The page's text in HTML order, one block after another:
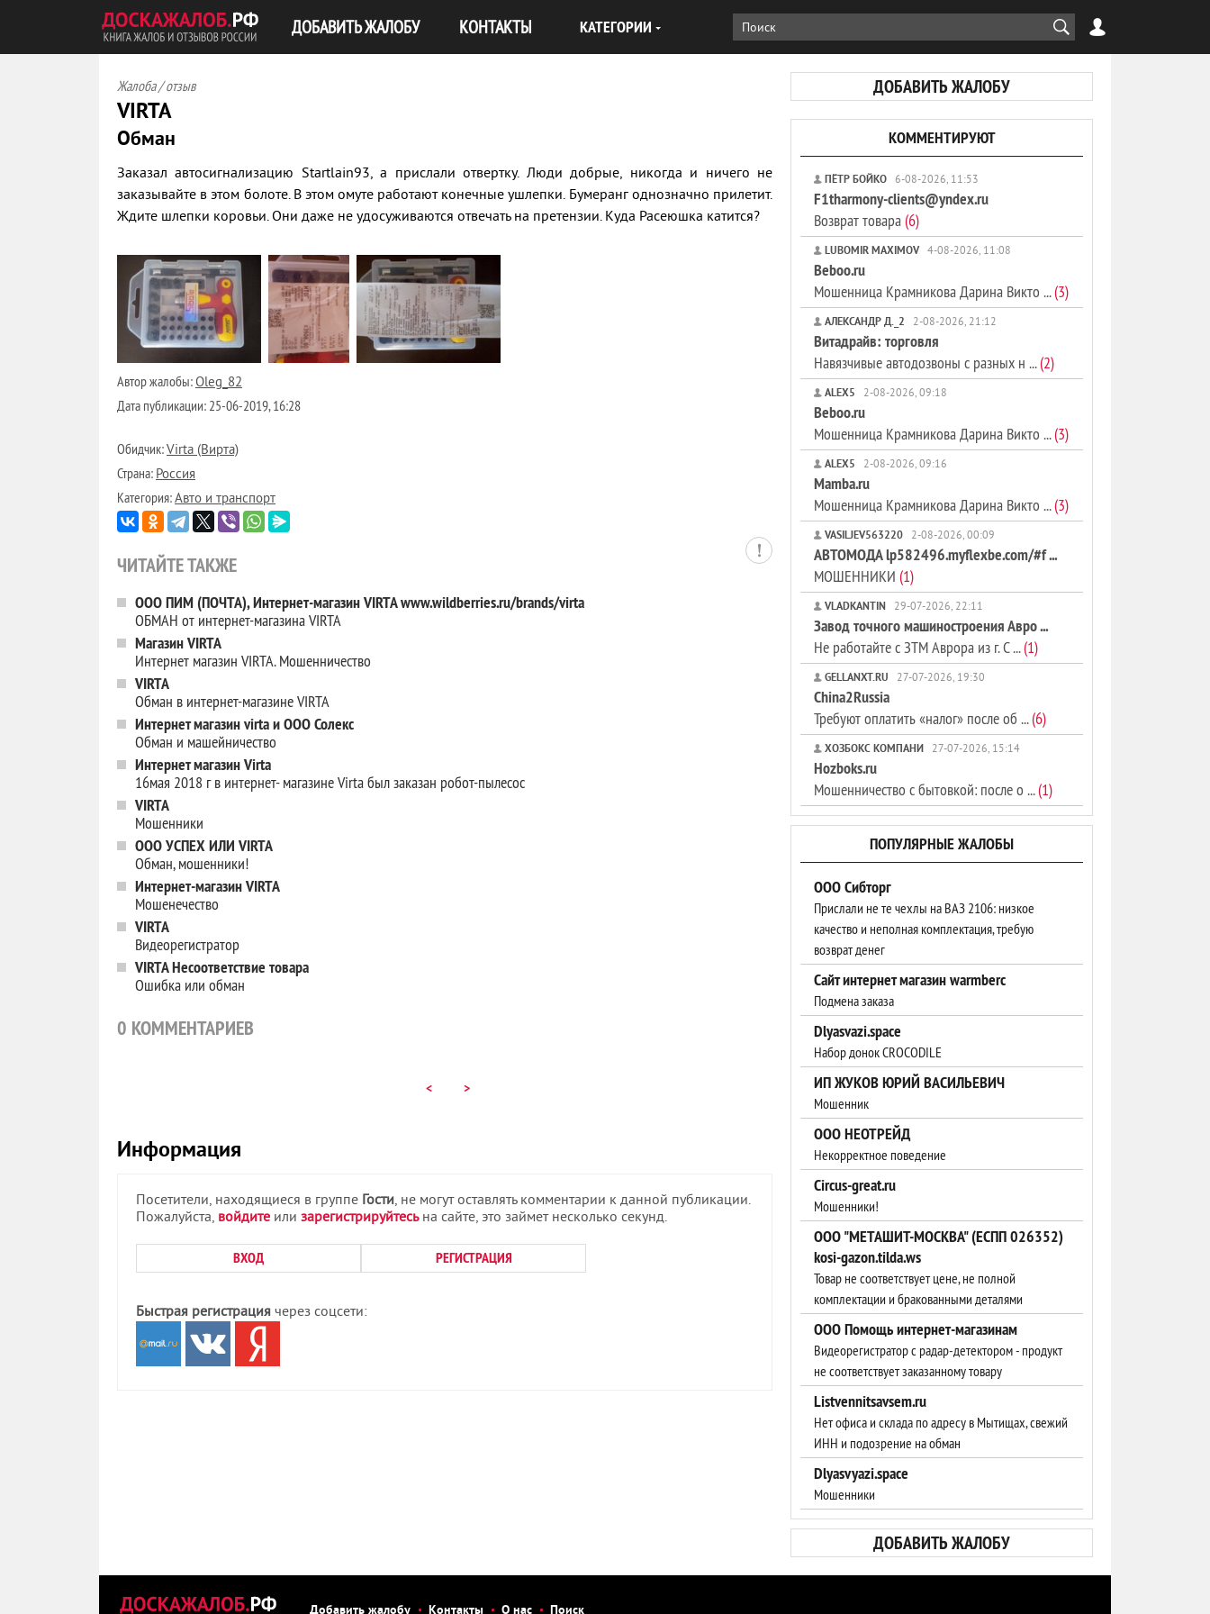
ДОБАВИТЬ ЖАЛОБУ КОНТАКТЫ КАТЕГОРИИ
ДОБАВИТЬ ЖАЛОБУ
Жалоба / отзыв
VIRTA
Обман
Заказал автосигнализацию Startlain93, а прислали отвертку. Люди добрые, никогда и ничего не
заказывайте в этом болоте. В этом омуте работают конечные ушлепки. Бумеранг однозначно прилетит.
Ждите шлепки коровьи. Они даже не удосуживаются отвечать на претензии. Куда Расеюшка катится?
Автор жалобы:Oleg_82
Дата публикации: 25-06-2019, 16:28
Обидчик:Virta (Вирта)
Страна:Россия
Категория:Авто и транспорт
ЧИТАЙТЕ ТАКЖЕ
ООО ПИМ (ПОЧТА), Интернет-магазин VIRTA www.wildberries.ru/brands/virta
ОБМАН от интернет-магазина VIRTA
Магазин VIRTA
Интернет магазин VIRTA. Мошенничество
VIRTA
Обман в интернет-магазине VIRTA
Интернет магазин virta и ООО Солекс
Обман и машейничество
Интернет магазин Virta
16мая 2018 г в интернет- магазине Virta был заказан робот-пылесос
VIRTA
Мошенники
ООО УСПЕХ ИЛИ VIRTA
Обман, мошенники!
Интернет-магазин VIRTA
Мошенечество
VIRTA
Видеорегистратор
VIRTA Несоответствие товара
Ошибка или обман
0 КОММЕНТАРИЕВ
< >
Информация
Посетители, находящиеся в группе Гости, не могут оставлять комментарии к данной публикации.
Пожалуйста, войдите или зарегистрируйтесьна сайте, это займет несколько секунд.
ВХОД РЕГИСТРАЦИЯ
Быстрая регистрация через соцсети:
КОММЕНТИРУЮТ
ПЁТР БОЙКО 6-08-2026, 11:53
F1tharmony-clients@yndex.ru
Возврат товара(6)
LUBOMIR MAXIMOV 4-08-2026, 11:08
Beboo.ru
Мошенница Крамникова Дарина Викто ...(3)
АЛЕКСАНДР Д._2 2-08-2026, 21:12
Витадрайв: торговля
Навязчивые автодозвоны с разных н ...(2)
ALEX5 2-08-2026, 09:18
Beboo.ru
Мошенница Крамникова Дарина Викто ...(3)
ALEX5 2-08-2026, 09:16
Mamba.ru
Мошенница Крамникова Дарина Викто ...(3)
VASILJEV563220 2-08-2026, 00:09
АВТОМОДА lp582496.myflexbe.com/#f ...
МОШЕННИКИ (1)
VLADKANTIN 29-07-2026, 22:11
Завод точного машиностроения Авро ...
Не работайте с ЗТМ Аврора из г. С ...(1)
GELLANXT.RU 27-07-2026, 19:30
China2Russia
Требуют оплатить «налог» после об ...(6)
ХОЗБОКС КОМПАНИ 27-07-2026, 15:14
Hozboks.ru
Мошенничество с бытовкой: после о ...(1)
ПОПУЛЯРНЫЕ ЖАЛОБЫ
ООО Сибторг
Прислали не те чехлы на ВАЗ 2106: низкое
качество и неполная комплектация, требую
возврат денег
Сайт интернет магазин warmberc
Подмена заказа
Dlyasvazi.space
Набор донок CROCODILE
ИП ЖУКОВ ЮРИЙ ВАСИЛЬЕВИЧ
Мошенник
ООО НЕОТРЕЙД
Некорректное поведение
Circus-great.ru
Мошенники!
ООО "МЕТАШИТ-МОСКВА" (ЕСПП 026352)
kosi-gazon.tilda.ws
Товар не соответствует цене, не полной
комплектации и бракованными деталями
ООО Помощь интернет-магазинам
Видеорегистратор с радар-детектором - продукт
не соответствует заказанному товару
Listvennitsavsem.ru
Нет офиса и склада по адресу в Мытищах, свежий
ИНН и подозрение на обман
Dlyasvyazi.space
Мошенники
ДОБАВИТЬ ЖАЛОБУ
Добавить жалобу Контакты О нас Поиск